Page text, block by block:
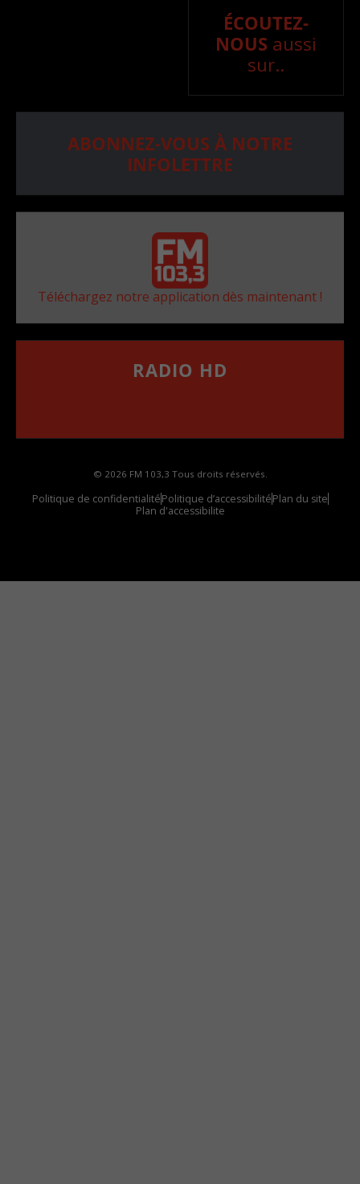
ÉCOUTEZ-
NOUS aussi
sur..
ABONNEZ-VOUS À NOTRE
INFOLETTRE
Téléchargez notre application dès maintenant !
RADIO HD
© 2026 FM 103,3 Tous droits réservés.
Politique de confidentialitéPolitique d’accessibilitéPlan du site
Plan d'accessibilite